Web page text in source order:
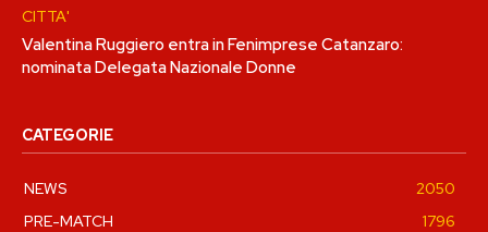
CITTA'
Valentina Ruggiero entra in Fenimprese Catanzaro:
nominata Delegata Nazionale Donne
CATEGORIE
NEWS
2050
PRE-MATCH
1796